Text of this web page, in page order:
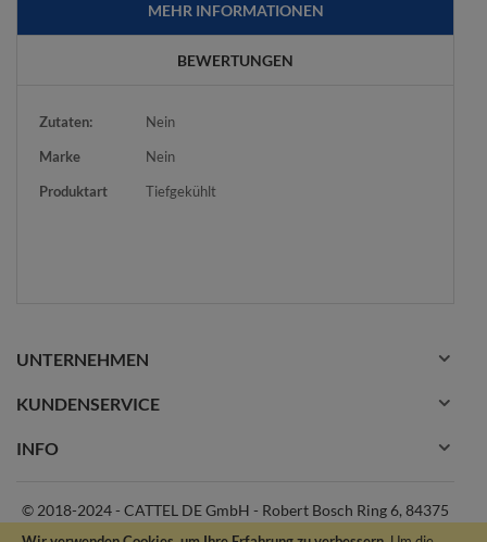
MEHR INFORMATIONEN
BEWERTUNGEN
Mehr
Zutaten:
Nein
Marke
Nein
Produktart
Tiefgekühlt
UNTERNEHMEN
KUNDENSERVICE
INFO
© 2018-2024 - CATTEL DE GmbH - Robert Bosch Ring 6, 84375
Kirchdorf am Inn Deutschland|++43 (0)660 7971700 |